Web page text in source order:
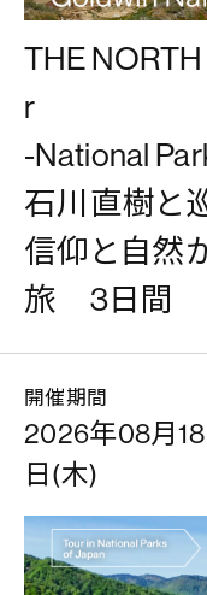
THE
r
-National
石川直樹と
信仰と自然
旅 3日間
開催期間
2026年08月
日(木)